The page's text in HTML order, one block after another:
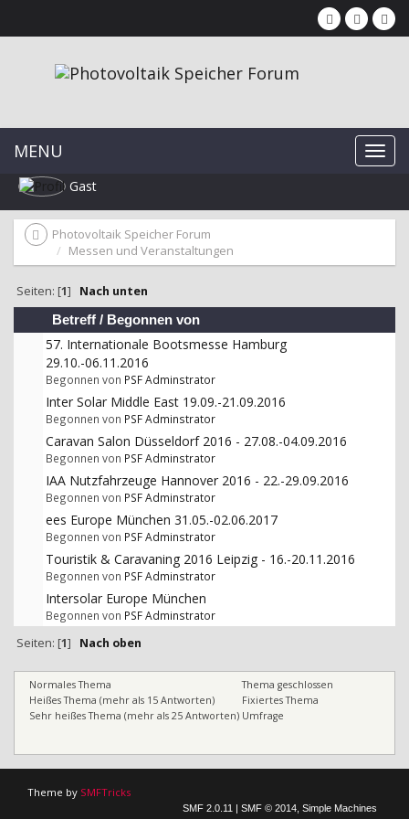
MENU
Gast
Photovoltaik Speicher Forum
Messen und Veranstaltungen
Seiten: [1] Nach unten
Betreff / Begonnen von
57. Internationale Bootsmesse Hamburg
29.10.-06.11.2016
Begonnen von PSF Adminstrator
Inter Solar Middle East 19.09.-21.09.2016
Begonnen von PSF Adminstrator
Caravan Salon Düsseldorf 2016 - 27.08.-04.09.2016
Begonnen von PSF Adminstrator
IAA Nutzfahrzeuge Hannover 2016 - 22.-29.09.2016
Begonnen von PSF Adminstrator
ees Europe München 31.05.-02.06.2017
Begonnen von PSF Adminstrator
Touristik & Caravaning 2016 Leipzig - 16.-20.11.2016
Begonnen von PSF Adminstrator
Intersolar Europe München
Begonnen von PSF Adminstrator
Seiten: [1] Nach oben
Normales Thema
Heißes Thema (mehr als 15 Antworten)
Sehr heißes Thema (mehr als 25 Antworten)
Thema geschlossen
Fixiertes Thema
Umfrage
Theme by SMFTricks
SMF 2.0.11 SMF © 2014 Simple Machines